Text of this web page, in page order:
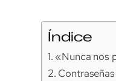
Índice
«Nunca nos